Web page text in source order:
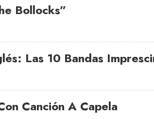
Bollocks”
Las 10 Bandas
Canción A Capela